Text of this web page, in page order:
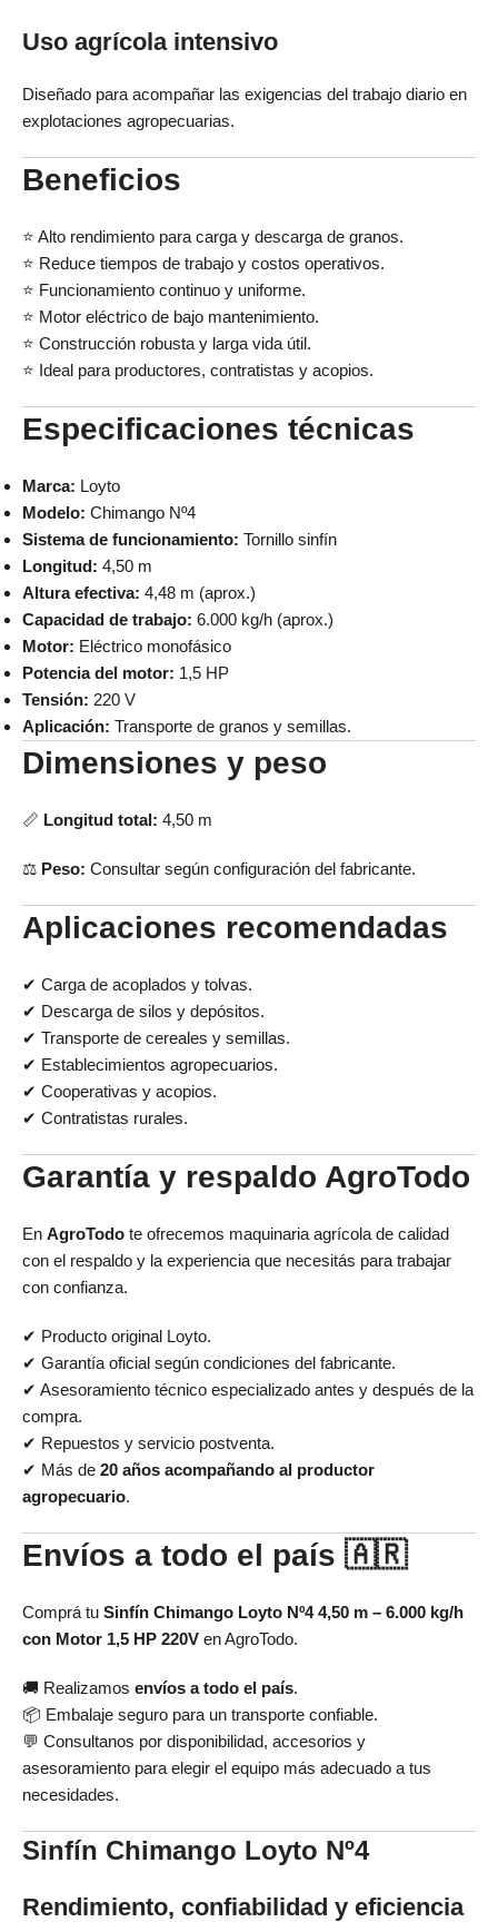
Uso agrícola intensivo
Diseñado para acompañar las exigencias del trabajo diario en
explotaciones agropecuarias.
Beneficios
⭐ Alto rendimiento para carga y descarga de granos.
⭐ Reduce tiempos de trabajo y costos operativos.
⭐ Funcionamiento continuo y uniforme.
⭐ Motor eléctrico de bajo mantenimiento.
⭐ Construcción robusta y larga vida útil.
⭐ Ideal para productores, contratistas y acopios.
Especificaciones técnicas
Marca: Loyto
Modelo: Chimango Nº4
Sistema de funcionamiento: Tornillo sinfín
Longitud: 4,50 m
Altura efectiva: 4,48 m (aprox.)
Capacidad de trabajo: 6.000 kg/h (aprox.)
Motor: Eléctrico monofásico
Potencia del motor: 1,5 HP
Tensión: 220 V
Aplicación: Transporte de granos y semillas.
Dimensiones y peso
📏 Longitud total: 4,50 m
⚖️ Peso: Consultar según configuración del fabricante.
Aplicaciones recomendadas
✔ Carga de acoplados y tolvas.
✔ Descarga de silos y depósitos.
✔ Transporte de cereales y semillas.
✔ Establecimientos agropecuarios.
✔ Cooperativas y acopios.
✔ Contratistas rurales.
Garantía y respaldo AgroTodo
En AgroTodo te ofrecemos maquinaria agrícola de calidad
con el respaldo y la experiencia que necesitás para trabajar
con confianza.
✔ Producto original Loyto.
✔ Garantía oficial según condiciones del fabricante.
✔ Asesoramiento técnico especializado antes y después de la
compra.
✔ Repuestos y servicio postventa.
✔ Más de 20 años acompañando al productor
agropecuario.
Envíos a todo el país 🇦🇷
Comprá tu Sinfín Chimango Loyto Nº4 4,50 m – 6.000 kg/h
con Motor 1,5 HP 220V en AgroTodo.
🚚 Realizamos envíos a todo el país.
📦 Embalaje seguro para un transporte confiable.
💬 Consultanos por disponibilidad, accesorios y
asesoramiento para elegir el equipo más adecuado a tus
necesidades.
Sinfín Chimango Loyto Nº4
Rendimiento, confiabilidad y eficiencia